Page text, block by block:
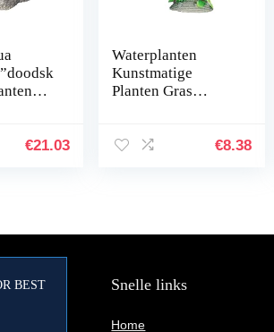
€21.03
Waterplanten
Kunstmatige
Planten Gras
Plantendecoraties
€8.38
BEST Snelle links
Home